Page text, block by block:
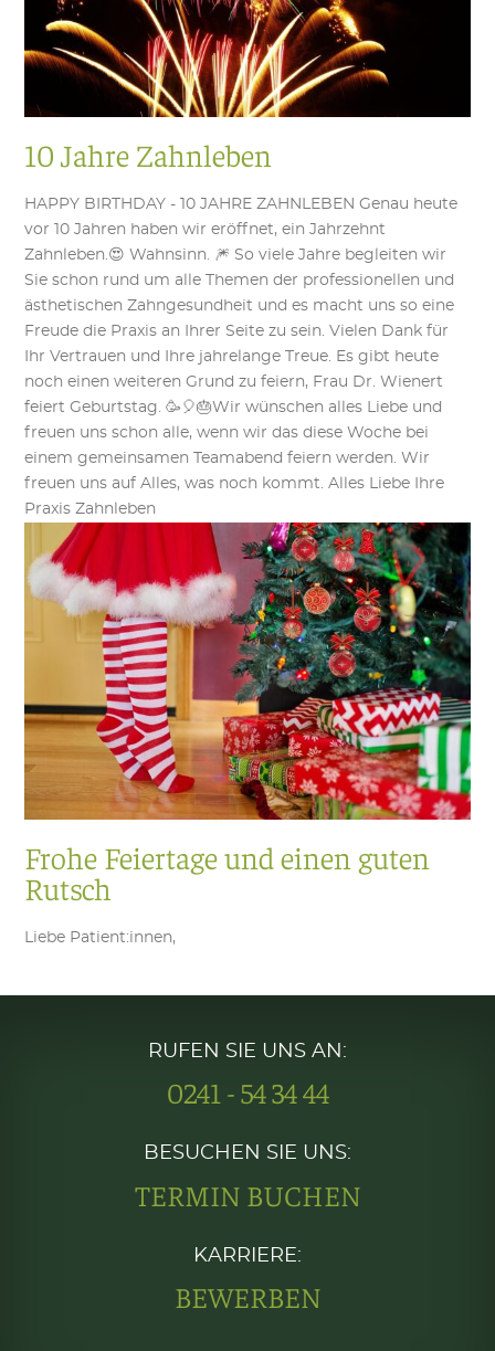
10 Jahre Zahnleben
HAPPY BIRTHDAY - 10 JAHRE ZAHNLEBEN Genau heute
vor 10 Jahren haben wir eröffnet, ein Jahrzehnt
Zahnleben.😍 Wahnsinn. 🎆 So viele Jahre begleiten wir
Sie schon rund um alle Themen der professionellen und
ästhetischen Zahngesundheit und es macht uns so eine
Freude die Praxis an Ihrer Seite zu sein. Vielen Dank für
Ihr Vertrauen und Ihre jahrelange Treue. Es gibt heute
noch einen weiteren Grund zu feiern, Frau Dr. Wienert
feiert Geburtstag. 🥳🎈🎂Wir wünschen alles Liebe und
freuen uns schon alle, wenn wir das diese Woche bei
einem gemeinsamen Teamabend feiern werden. Wir
freuen uns auf Alles, was noch kommt. Alles Liebe Ihre
Praxis Zahnleben
Frohe Feiertage und einen guten
Rutsch
Liebe Patient:innen,
RUFEN SIE UNS AN:
0241 - 54 34 44
BESUCHEN SIE UNS:
TERMIN BUCHEN
KARRIERE:
BEWERBEN